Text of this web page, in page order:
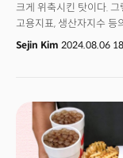
크게 위축시킨 탓이다.
고용지표, 생산자지수 등
요소는 미국 '프랜차이즈
세계 각국의 환율과 물
지난 6월 24일(현지시
Meal)'을 내놓았다. 그
‘맥더블 밀’을 출시했다
맥치킨 샌드위치와 치
Sejin Kim 2024.08.06